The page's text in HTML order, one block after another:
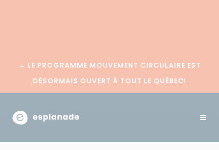
→ LE PROGRAMME MOUVEMENT CIRCULAIRE EST
DÉSORMAIS OUVERT À TOUT LE QUÉBEC!